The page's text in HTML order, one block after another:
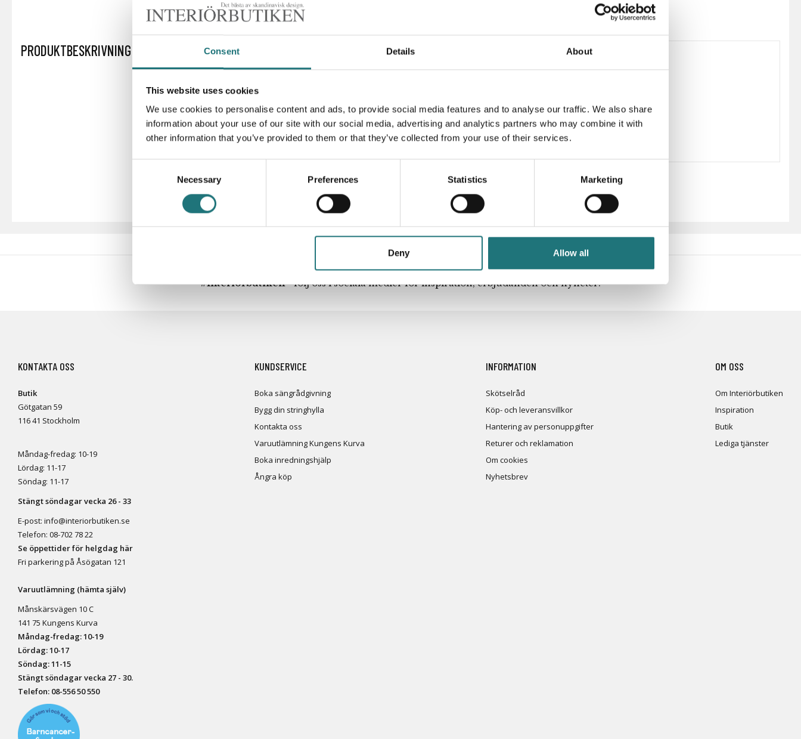
Consent Details About
This website uses cookies
We use cookies to personalise content and ads, to provide social media features and to analyse our traffic. We also share
information about your use of our site with our social media, advertising and analytics partners who may combine it with
other information that you’ve provided to them or that they’ve collected from your use of their services.
Necessary Preferences Statistics Marketing
Deny Allow all
PRODUKTBESKRIVNING
#Interiörbutiken- följ oss i sociala medier för inspiration, erbjudanden och nyheter!
KONTAKTA OSS
Butik
Götgatan 59
116 41 Stockholm
Måndag-fredag: 10-19
Lördag: 11-17
Söndag: 11-17
Stängt söndagar vecka 26 - 33
E-post: info@interiorbutiken.se
Telefon: 08-702 78 22
Se öppettider för helgdag här
Fri parkering på Åsögatan 121
Varuutlämning (hämta själv)
Månskärsvägen 10 C
141 75 Kungens Kurva
Måndag-fredag: 10-19
Lördag: 10-17
Söndag: 11-15
Stängt söndagar vecka 27 - 30.
Telefon: 08-556 50 550
KUNDSERVICE
Boka sängrådgivning
Bygg din stringhylla
Kontakta oss
Varuutlämning Kungens Kurva
Boka inredningshjälp
Ångra köp
INFORMATION
Skötselråd
Köp- och leveransvillkor
Hantering av personuppgifter
Returer och reklamation
Om cookies
Nyhetsbrev
OM OSS
Om Interiörbutiken
Inspiration
Butik
Lediga tjänster